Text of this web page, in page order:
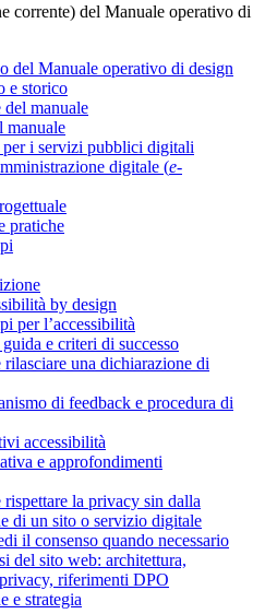
corrente) del Manuale operativo di
del Manuale operativo di design
e storico
del manuale
manuale
i servizi pubblici digitali
digitale (e-
pratiche
by design
per l’accessibilità
e criteri di successo
rilasciare una dichiarazione di
di feedback e procedura di
accessibilità
e approfondimenti
rispettare la privacy sin dalla
di un sito o servizio digitale
il consenso quando necessario
del sito web: architettura,
riferimenti DPO
e strategia